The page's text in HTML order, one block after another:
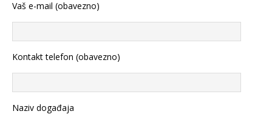
Vaš e-mail (obavezno)
Kontakt telefon (obavezno)
Naziv događaja